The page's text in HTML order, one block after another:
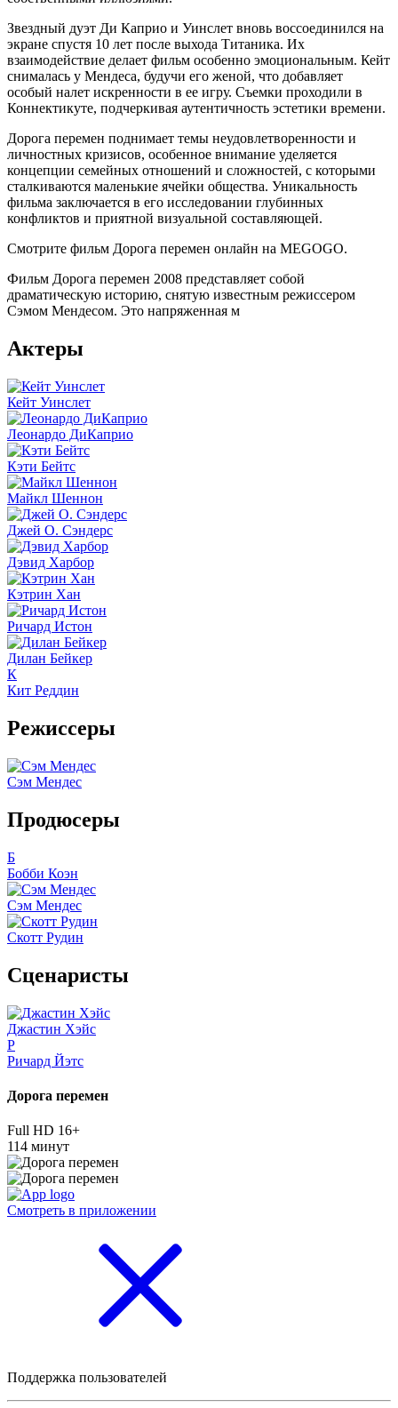
Звездный дуэт Ди Каприо и Уинслет вновь воссоединился на
экране спустя 10 лет после выхода Титаника. Их
взаимодействие делает фильм особенно эмоциональным. Кейт
снималась у Мендеса, будучи его женой, что добавляет
особый налет искренности в ее игру. Съемки проходили в
Коннектикуте, подчеркивая аутентичность эстетики времени.
Дорога перемен поднимает темы неудовлетворенности и
личностных кризисов, особенное внимание уделяется
концепции семейных отношений и сложностей, с которыми
сталкиваются маленькие ячейки общества. Уникальность
фильма заключается в его исследовании глубинных
конфликтов и приятной визуальной составляющей.
Смотрите фильм Дорога перемен онлайн на MEGOGO.
Фильм Дорога перемен 2008 представляет собой
драматическую историю, снятую известным режиссером
Сэмом Мендесом. Это напряженная м
Актеры
Кейт Уинслет
Леонардо ДиКаприо
Кэти Бейтс
Майкл Шеннон
Джей О. Сэндерс
Дэвид Харбор
Кэтрин Хан
Ричард Истон
Дилан Бейкер
К
Кит Реддин
Режиссеры
Сэм Мендес
Продюсеры
Б
Бобби Коэн
Сэм Мендес
Скотт Рудин
Сценаристы
Джастин Хэйс
Р
Ричард Йэтс
Дорога перемен
Full HD 16+
114 минут
Смотреть в приложении
Поддержка пользователей